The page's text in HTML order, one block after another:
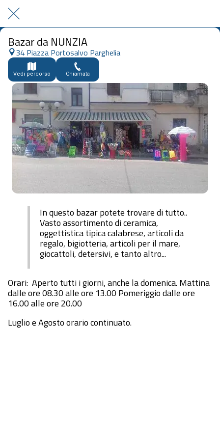
Bazar da NUNZIA
34 Piazza Portosalvo Parghelia
Vedi percorso Chiamata
In questo bazar potete trovare di tutto..
Vasto assortimento di ceramica,
oggettistica tipica calabrese, articoli da
regalo, bigiotteria, articoli per il mare,
giocattoli, detersivi, e tanto altro...
Orari: Aperto tutti i giorni, anche la domenica. Mattina
dalle ore 08.30 alle ore 13.00 Pomeriggio dalle ore
16.00 alle ore 20.00
Luglio e Agosto orario continuato.